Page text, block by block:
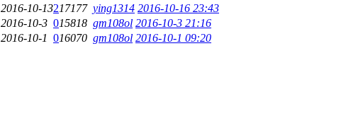
2016-10-13217177 ying1314 2016-10-16 23:43
2016-10-3 015818 gm108ol 2016-10-3 21:16
2016-10-1 016070 gm108ol 2016-10-1 09:20